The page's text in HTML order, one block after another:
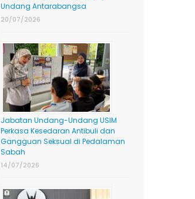
Undang Antarabangsa
20/07/2026
Jabatan Undang-Undang USIM
Perkasa Kesedaran Antibuli dan
Gangguan Seksual di Pedalaman
Sabah
14/07/2026